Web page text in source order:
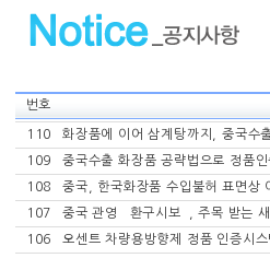
번호
110
화장품에 이어 삼계탕까지, 중국수
109
중국수출 화장품 공략법으로 정품
108
중국, 한국화장품 수입불허 표면상
107
중국 관영 `환구시보`, 주목 받는
106
오센트 차량용방향제 정품 인증시